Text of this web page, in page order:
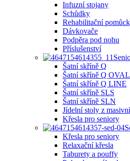
Infuzní stojany
Schůdky
Rehabilitační
Dávkovače
Podpěra pod nohu
Příslušenství
Šatní skříně Q
Šatní skříně Q OVAL
Šatní skříně Q LINE
Šatní skříně SLS
Šatní skříně SLN
Jídelní stoly z
Křesla pro seniory
Křesla pro seniory
Relaxační křesla
Taburety a pouffy